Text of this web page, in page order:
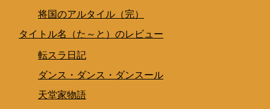
将国のアルタイル（完）
タイトル名（た～と）のレビュー
転スラ日記
ダンス・ダンス・ダンスール
天堂家物語